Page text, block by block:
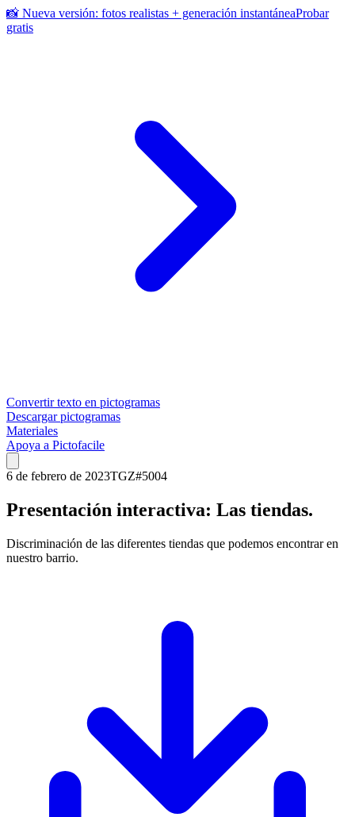
📸 Nueva versión: fotos realistas + generación instantáneaProbar
gratis
Convertir texto en pictogramas
Descargar pictogramas
Materiales
Apoya a Pictofacile
6 de febrero de 2023TGZ#5004
Presentación interactiva: Las tiendas.
Discriminación de las diferentes tiendas que podemos encontrar en
nuestro barrio.